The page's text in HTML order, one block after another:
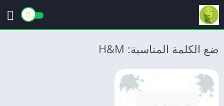
ضع الكلمة المناسبة: H&M